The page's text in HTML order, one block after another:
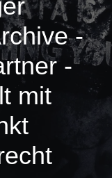
-
-
mit